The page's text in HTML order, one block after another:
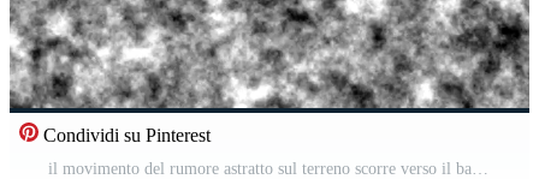
Condividi su Pinterest
il movimento del rumore astratto sul terreno scorre verso il basso in bianco e nero Video Gratuito